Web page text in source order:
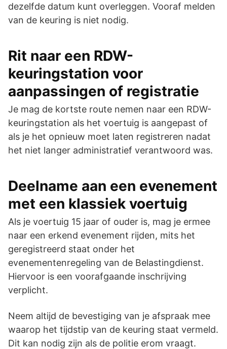
dezelfde datum kunt overleggen. Vooraf melden
van de keuring is niet nodig.
Rit naar een RDW-
keuringstation voor
aanpassingen of registratie
Je mag de kortste route nemen naar een RDW-
keuringstation als het voertuig is aangepast of
als je het opnieuw moet laten registreren nadat
het niet langer administratief verantwoord was.
Deelname aan een evenement
met een klassiek voertuig
Als je voertuig 15 jaar of ouder is, mag je ermee
naar een erkend evenement rijden, mits het
geregistreerd staat onder het
evenementenregeling van de Belastingdienst.
Hiervoor is een voorafgaande inschrijving
verplicht.
Neem altijd de bevestiging van je afspraak mee
waarop het tijdstip van de keuring staat vermeld.
Dit kan nodig zijn als de politie erom vraagt.